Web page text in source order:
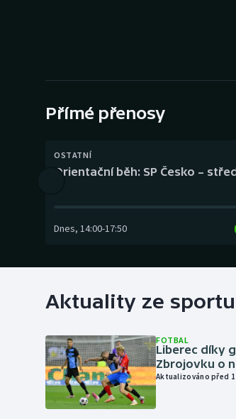
Přímé přenosy
OSTATNÍ
Orientační běh: SP Česko –
Dnes, 14:00-17:50
Aktuality ze sportu
FOTBAL
Liberec díky
Zbrojovku o
Aktualizováno před